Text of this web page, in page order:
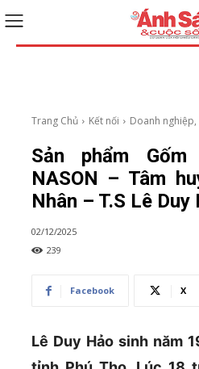
Trang Chủ Kết nối Doanh nghiệp,
Sản phẩm
NASON – Tâm
Nhân – T.S Lê Duy
02/12/2025
239
Facebook X
Lê Duy Hảo sinh năm